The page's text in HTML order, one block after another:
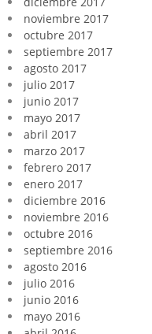
noviembre 2017
octubre 2017
septiembre 2017
agosto 2017
julio 2017
junio 2017
mayo 2017
abril 2017
marzo 2017
febrero 2017
enero 2017
diciembre 2016
noviembre 2016
octubre 2016
septiembre 2016
agosto 2016
julio 2016
junio 2016
mayo 2016